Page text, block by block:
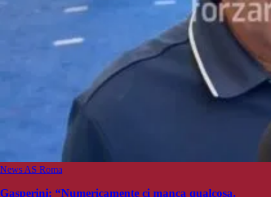
News AS Roma
Gasperini: “Numericamente ci manca qualcosa.